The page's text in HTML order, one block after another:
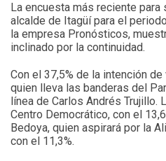
La encuesta más reciente
alcalde de Itagüí para el
la empresa Pronósticos,
inclinado por la continuidad.
Con el 37,5% de la intención
quien lleva las banderas del
línea de Carlos Andrés Trujillo.
Centro Democrático, con el
Bedoya, quien aspirará por la
con el 11,3%.